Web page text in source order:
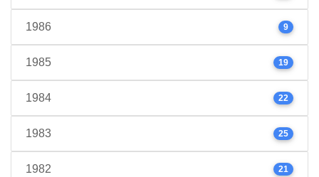
1986 9
1985 19
1984 22
1983 25
1982 21